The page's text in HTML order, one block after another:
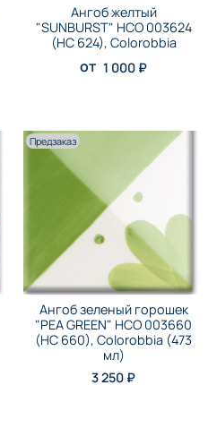
Ангоб желтый
"SUNBURST" HCO 003624
(HC 624), Colorobbia
от 1 000 ₽
Предзаказ
Ангоб зеленый горошек
"PEA GREEN" HCO 003660
(HC 660), Colorobbia (473
мл)
3 250 ₽